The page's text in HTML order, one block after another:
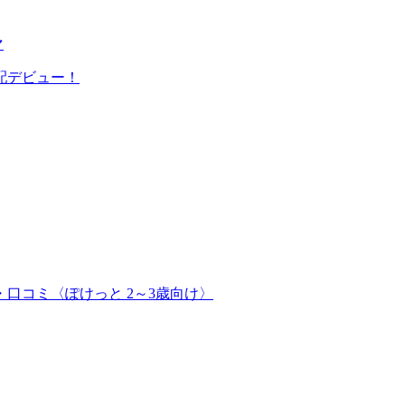
ビュー！
コミ〈ぽけっと 2～3歳向け〉